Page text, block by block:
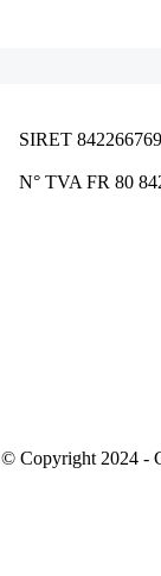
SIRET
N° TVA FR 80
© Copyright 2024 -